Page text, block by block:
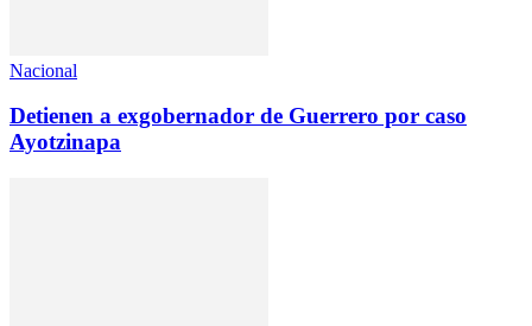
Nacional
Detienen a exgobernador de Guerrero por caso
Ayotzinapa